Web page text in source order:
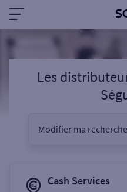
Les
Modifier ma recherche
Cash Services